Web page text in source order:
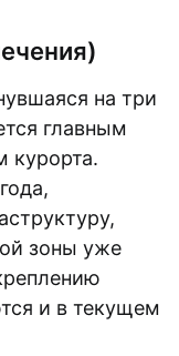
на три
главным
курорта.
зоны уже
и в текущем